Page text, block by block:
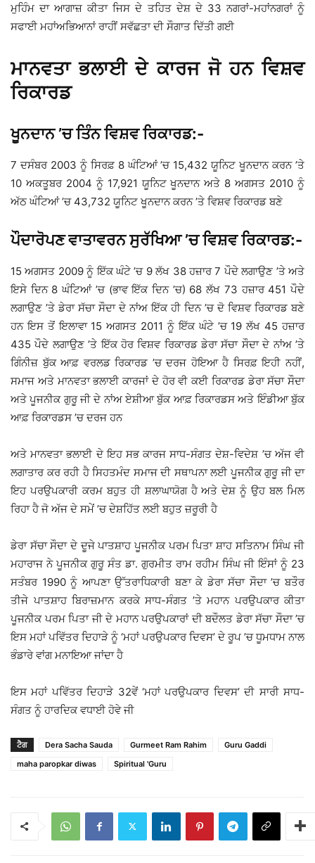
ਮੁਹਿੰਮ ਦਾ ਆਗਾਜ਼ ਕੀਤਾ ਜਿਸ ਦੇ ਤਹਿਤ ਦੇਸ਼ ਦੇ 33 ਨਗਰਾਂ-ਮਹਾਂਨਗਰਾਂ ਨੂੰ
ਸਫਾਈ ਮਹਾਂਅਭਿਆਨਾਂ ਰਾਹੀਂ ਸਵੱਛਤਾ ਦੀ ਸੌਗਾਤ ਦਿੱਤੀ ਗਈ
ਮਾਨਵਤਾ ਭਲਾਈ ਦੇ ਕਾਰਜ ਜੋ ਹਨ ਵਿਸ਼ਵ
ਰਿਕਾਰਡ
ਖੂਨਦਾਨ ’ਚ ਤਿੰਨ ਵਿਸ਼ਵ ਰਿਕਾਰਡ:-
7 ਦਸੰਬਰ 2003 ਨੂੰ ਸਿਰਫ਼ 8 ਘੰਟਿਆਂ ’ਚ 15,432 ਯੂਨਿਟ ਖੂਨਦਾਨ ਕਰਨ ’ਤੇ
10 ਅਕਤੂਬਰ 2004 ਨੂੰ 17,921 ਯੂਨਿਟ ਖੂਨਦਾਨ ਅਤੇ 8 ਅਗਸਤ 2010 ਨੂੰ
ਅੱਠ ਘੰਟਿਆਂ ’ਚ 43,732 ਯੂਨਿਟ ਖੂਨਦਾਨ ਕਰਨ ’ਤੇ ਵਿਸ਼ਵ ਰਿਕਾਰਡ ਬਣੇ
ਪੌਦਾਰੋਪਣ ਵਾਤਾਵਰਨ ਸੁਰੱਖਿਆ ’ਚ ਵਿਸ਼ਵ ਰਿਕਾਰਡ:-
15 ਅਗਸਤ 2009 ਨੂੰ ਇੱਕ ਘੰਟੇ ’ਚ 9 ਲੱਖ 38 ਹਜ਼ਾਰ 7 ਪੌਦੇ ਲਗਾਉਣ ’ਤੇ ਅਤੇ
ਇਸੇ ਦਿਨ 8 ਘੰਟਿਆਂ ’ਚ (ਭਾਵ ਇੱਕ ਦਿਨ ’ਚ) 68 ਲੱਖ 73 ਹਜ਼ਾਰ 451 ਪੌਦੇ
ਲਗਾਉਣ ’ਤੇ ਡੇਰਾ ਸੱਚਾ ਸੌਦਾ ਦੇ ਨਾਂਅ ਇੱਕ ਹੀ ਦਿਨ ’ਚ ਦੋ ਵਿਸ਼ਵ ਰਿਕਾਰਡ ਬਣੇ
ਹਨ ਇਸ ਤੋਂ ਇਲਾਵਾ 15 ਅਗਸਤ 2011 ਨੂੰ ਇੱਕ ਘੰਟੇ ’ਚ 19 ਲੱਖ 45 ਹਜ਼ਾਰ
435 ਪੌਦੇ ਲਗਾਉਣ ’ਤੇ ਇੱਕ ਹੋਰ ਵਿਸ਼ਵ ਰਿਕਾਰਡ ਡੇਰਾ ਸੱਚਾ ਸੌਦਾ ਦੇ ਨਾਂਅ ’ਤੇ
ਗਿੰਨੀਜ਼ ਬੁੱਕ ਆਫ਼ ਵਰਲਡ ਰਿਕਾਰਡ ’ਚ ਦਰਜ ਹੋਇਆ ਹੈ ਸਿਰਫ਼ ਇਹੀ ਨਹੀਂ,
ਸਮਾਜ ਅਤੇ ਮਾਨਵਤਾ ਭਲਾਈ ਕਾਰਜਾਂ ਦੇ ਹੋਰ ਵੀ ਕਈ ਰਿਕਾਰਡ ਡੇਰਾ ਸੱਚਾ ਸੌਦਾ
ਅਤੇ ਪੂਜਨੀਕ ਗੁਰੂ ਜੀ ਦੇ ਨਾਂਅ ਏਸ਼ੀਆ ਬੁੱਕ ਆਫ਼ ਰਿਕਾਰਡਸ ਅਤੇ ਇੰਡੀਆ ਬੁੱਕ
ਆਫ਼ ਰਿਕਾਰਡਸ ’ਚ ਦਰਜ ਹਨ
ਅਤੇ ਮਾਨਵਤਾ ਭਲਾਈ ਦੇ ਇਹ ਸਭ ਕਾਰਜ ਸਾਧ-ਸੰਗਤ ਦੇਸ਼-ਵਿਦੇਸ਼ ’ਚ ਅੱਜ ਵੀ
ਲਗਾਤਾਰ ਕਰ ਰਹੀ ਹੈ ਸਿਹਤਮੰਦ ਸਮਾਜ ਦੀ ਸਥਾਪਨਾ ਲਈ ਪੂਜਨੀਕ ਗੁਰੂ ਜੀ ਦਾ
ਇਹ ਪਰਉਪਕਾਰੀ ਕਰਮ ਬਹੁਤ ਹੀ ਸ਼ਲਾਘਾਯੋਗ ਹੈ ਅਤੇ ਦੇਸ਼ ਨੂੰ ਉਹ ਬਲ ਮਿਲ
ਰਿਹਾ ਹੈ ਜੋ ਅੱਜ ਦੇ ਸਮੇਂ ’ਚ ਦੇਸ਼ਹਿੱਤ ਲਈ ਬਹੁਤ ਜ਼ਰੂਰੀ ਹੈ
ਡੇਰਾ ਸੱਚਾ ਸੌਦਾ ਦੇ ਦੂਜੇ ਪਾਤਸ਼ਾਹ ਪੂਜਨੀਕ ਪਰਮ ਪਿਤਾ ਸ਼ਾਹ ਸਤਿਨਾਮ ਸਿੰਘ ਜੀ
ਮਹਾਰਾਜ ਨੇ ਪੂਜਨੀਕ ਗੁਰੂ ਸੰਤ ਡਾ. ਗੁਰਮੀਤ ਰਾਮ ਰਹੀਮ ਸਿੰਘ ਜੀ ਇੰਸਾਂ ਨੂੰ 23
ਸਤੰਬਰ 1990 ਨੂੰ ਆਪਣਾ ਉੱਤਰਾਧਿਕਾਰੀ ਬਣਾ ਕੇ ਡੇਰਾ ਸੱਚਾ ਸੌਦਾ ’ਚ ਬਤੌਰ
ਤੀਜੇ ਪਾਤਸ਼ਾਹ ਬਿਰਾਜ਼ਮਾਨ ਕਰਕੇ ਸਾਧ-ਸੰਗਤ ’ਤੇ ਮਹਾਨ ਪਰਉਪਕਾਰ ਕੀਤਾ
ਪੂਜਨੀਕ ਪਰਮ ਪਿਤਾ ਜੀ ਦੇ ਮਹਾਨ ਪਰਉਪਕਾਰਾਂ ਦੀ ਬਦੌਲਤ ਡੇਰਾ ਸੱਚਾ ਸੌਦਾ ’ਚ
ਇਸ ਮਹਾਂ ਪਵਿੱਤਰ ਦਿਹਾੜੇ ਨੂੰ ‘ਮਹਾਂ ਪਰਉਪਕਾਰ ਦਿਵਸ’ ਦੇ ਰੂਪ ’ਚ ਧੂਮਧਾਮ ਨਾਲ
ਭੰਡਾਰੇ ਵਾਂਗ ਮਨਾਇਆ ਜਾਂਦਾ ਹੈ
ਇਸ ਮਹਾਂ ਪਵਿੱਤਰ ਦਿਹਾੜੇ 32ਵੇਂ ‘ਮਹਾਂ ਪਰਉਪਕਾਰ ਦਿਵਸ’ ਦੀ ਸਾਰੀ ਸਾਧ-
ਸੰਗਤ ਨੂੰ ਹਾਰਦਿਕ ਵਧਾਈ ਹੋਵੇ ਜੀ
ਟੈਗ Dera Sacha Sauda Gurmeet Ram Rahim
Guru Gaddi
maha paropkar diwas
Spiritual 'Guru